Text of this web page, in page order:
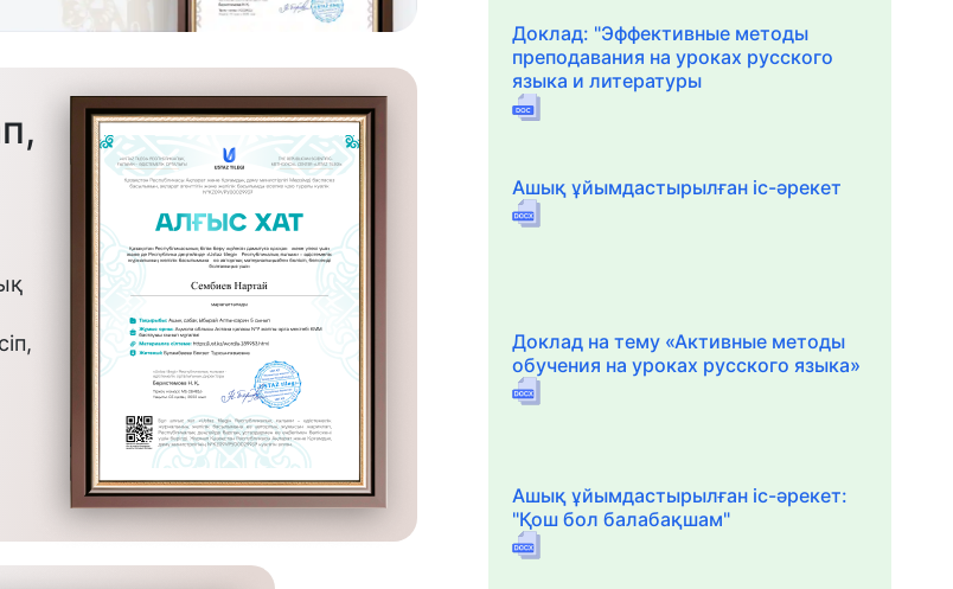
Доклад: "Эффективные методы
преподавания на уроках русского
языка и литературы
Ашық ұйымдастырылған іс-әрекет
Доклад на тему «Активные методы
обучения на уроках русского языка»
Ашық ұйымдастырылған іс-әрекет:
"Қош бол балабақшам"